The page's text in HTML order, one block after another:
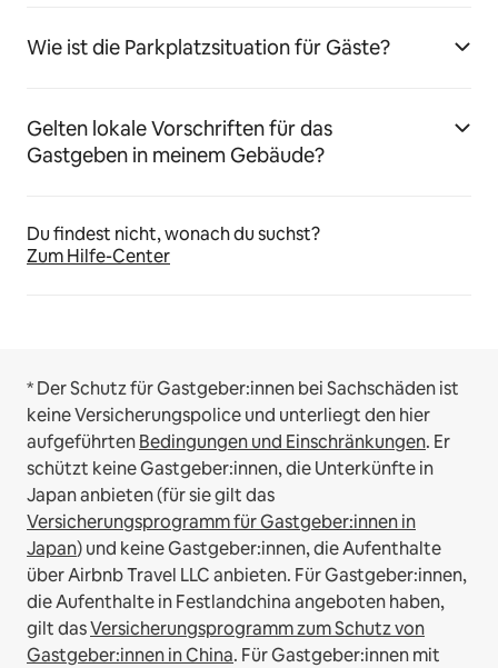
Wie ist die Parkplatzsituation für Gäste?
Gelten lokale Vorschriften für das
Gastgeben in meinem Gebäude?
Du findest nicht, wonach du suchst?
Zum Hilfe-Center
* Der Schutz für Gastgeber:innen bei Sachschäden ist
keine Versicherungspolice und unterliegt den hier
aufgeführtenBedingungen und Einschränkungen. Er
schützt keine Gastgeber:innen, die Unterkünfte in
Japan anbieten (für sie gilt das
Versicherungsprogramm für Gastgeber:innen in
Japan) und keine Gastgeber:innen, die Aufenthalte
über Airbnb Travel LLC anbieten. Für Gastgeber:innen,
die Aufenthalte in Festlandchina angeboten haben,
gilt dasVersicherungsprogramm zum Schutz von
Gastgeber:innen in China. Für Gastgeber:innen mit